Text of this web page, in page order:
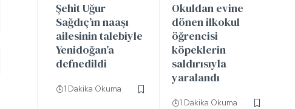
Şehit Uğur
Sağdıç’ın naaşı
ailesinin talebiyle
Yenidoğan’a
defnedildi
1 Dakika Okuma
Okuldan evine
dönen ilkokul
öğrencisi
köpeklerin
saldırısıyla
yaralandı
1 Dakika Okuma